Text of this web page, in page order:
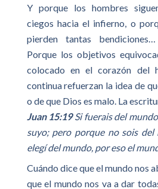
Y porque los hombres
ciegos hacia el infierno, o
pierden tantas
Porque los objetivos
colocado en el corazón del
continua refuerzan la idea de
o de que Dios es malo. La
Juan 15:19 Si fuerais del
suyo; pero porque no sois del
elegí del mundo, por eso el
Cuándo dice que el mundo nos
que el mundo nos va a dar